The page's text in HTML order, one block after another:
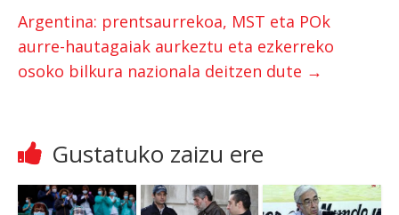
p
k
Argentina: prentsaurrekoa, MST eta POk
aurre-hautagaiak aurkeztu eta ezkerreko
osoko bilkura nazionala deitzen dute →
Gustatuko zaizu ere